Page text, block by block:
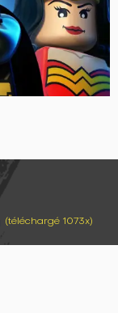
(téléchargé 1073x)